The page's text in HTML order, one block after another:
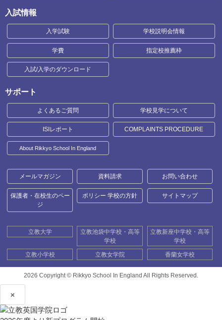
入試情報
入学試験 学校説明会情報
学費 指定校推薦枠
入試/入学のダウンロード
サポート
よくあるご質問 学校見学について
ISIレポート COMPLAINTS PROCEDURE
About Rikkyo School In England
メールマガジン 資料請求 お問い合わせ
保護者・在校生のペー
ジ
ポリシー 学校の方針 サイトマップ
立教大学
立教池袋中学校・高等
学校
立教新座中学校・高等
学校
立教小学校
立教女学院 香蘭女学校
2026 Copyright © Rikkyo School In England All Rights Reserved.
×